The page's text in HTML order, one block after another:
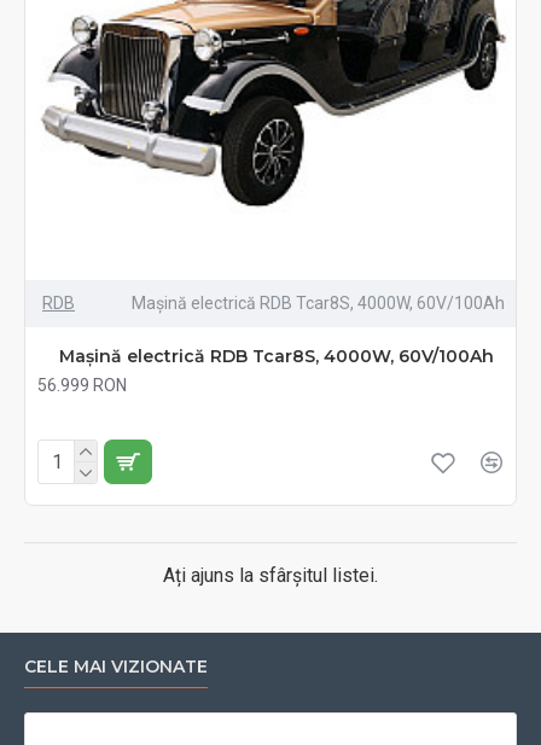
RDB Mașină electrică RDB Tcar8S, 4000W, 60V/100Ah
Mașină electrică RDB Tcar8S, 4000W, 60V/100Ah
56.999 RON
Ați ajuns la sfârșitul listei.
CELE MAI VIZIONATE